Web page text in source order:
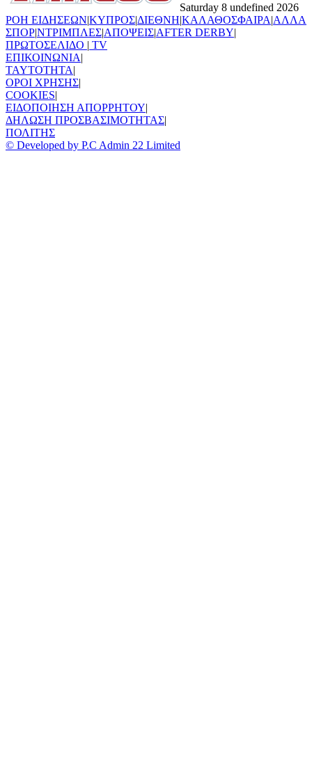
Saturday 8 undefined 2026
ΡΟΗ ΕΙΔΗΣΕΩΝ|ΚΥΠΡΟΣ|ΔΙΕΘΝΗ|ΚΑΛΑΘΟΣΦΑΙΡΑ|ΑΛΛΑ
ΣΠΟΡ|ΝΤΡΙΜΠΛΕΣ|ΑΠΟΨΕΙΣ|AFTER DERBY|
ΠΡΩΤΟΣΕΛΙΔΟ | TV
ΕΠΙΚΟΙΝΩΝΙΑ|
TAYTOTHTA|
ΟΡΟΙ ΧΡΗΣΗΣ|
COOKIES|
ΕΙΔΟΠΟΙΗΣΗ ΑΠΟΡΡΗΤΟΥ|
ΔΗΛΩΣΗ ΠΡΟΣΒΑΣΙΜΟΤΗΤΑΣ|
ΠΟΛΙΤΗΣ
© Developed by P.C Admin 22 Limited